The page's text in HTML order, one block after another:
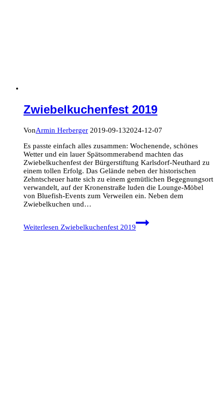
Zwiebelkuchenfest 2019
VonArmin Herberger 2019-09-132024-12-07
Es passte einfach alles zusammen: Wochenende, schönes
Wetter und ein lauer Spätsommerabend machten das
Zwiebelkuchenfest der Bürgerstiftung Karlsdorf-Neuthard zu
einem tollen Erfolg. Das Gelände neben der historischen
Zehntscheuer hatte sich zu einem gemütlichen Begegnungsort
verwandelt, auf der Kronenstraße luden die Lounge-Möbel
von Bluefish-Events zum Verweilen ein. Neben dem
Zwiebelkuchen und…
Weiterlesen Zwiebelkuchenfest 2019